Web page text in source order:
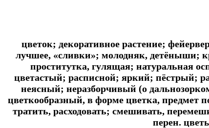
цветок; декоративное растение;
лучшее, «сливки»; молодняк, детёныши;
проститутка, гулящая; натуральная
цветастый; расписной; яркий; пёстрый;
неясный; неразборчивый (о
цветкообразный, в форме цветка, предмет
тратить, расходовать; смешивать,
перен.